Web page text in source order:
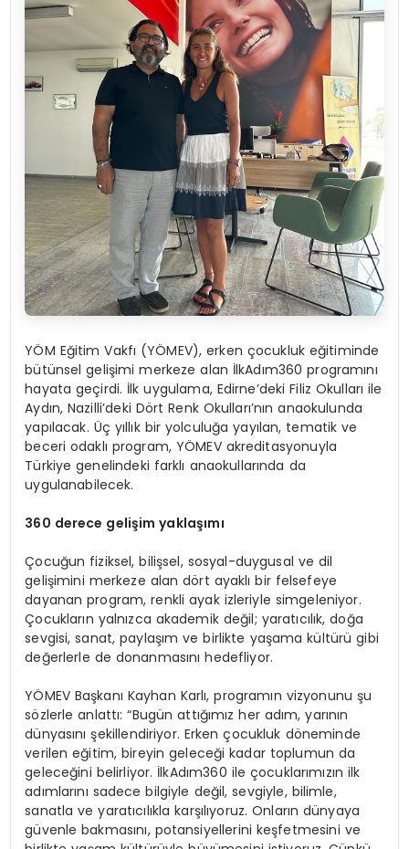
YÖM Eğitim Vakfı (YÖMEV), erken çocukluk eğitiminde
bütünsel gelişimi merkeze alan İlkAdım360 programını
hayata geçirdi. İlk uygulama, Edirne’deki Filiz Okulları ile
Aydın, Nazilli’deki Dört Renk Okulları’nın anaokulunda
yapılacak. Üç yıllık bir yolculuğa yayılan, tematik ve
beceri odaklı program, YÖMEV akreditasyonuyla
Türkiye genelindeki farklı anaokullarında da
uygulanabilecek.
360 derece gelişim yaklaşımı
Çocuğun fiziksel, bilişsel, sosyal-duygusal ve dil
gelişimini merkeze alan dört ayaklı bir felsefeye
dayanan program, renkli ayak izleriyle simgeleniyor.
Çocukların yalnızca akademik değil; yaratıcılık, doğa
sevgisi, sanat, paylaşım ve birlikte yaşama kültürü gibi
değerlerle de donanmasını hedefliyor.
YÖMEV Başkanı Kayhan Karlı, programın vizyonunu şu
sözlerle anlattı: “Bugün attığımız her adım, yarının
dünyasını şekillendiriyor. Erken çocukluk döneminde
verilen eğitim, bireyin geleceği kadar toplumun da
geleceğini belirliyor. İlkAdım360 ile çocuklarımızın ilk
adımlarını sadece bilgiyle değil, sevgiyle, bilimle,
sanatla ve yaratıcılıkla karşılıyoruz. Onların dünyaya
güvenle bakmasını, potansiyellerini keşfetmesini ve